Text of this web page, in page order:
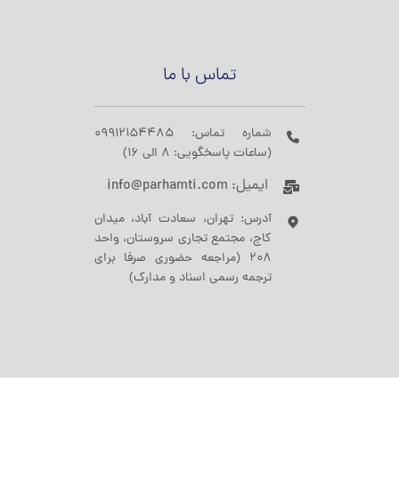
تماس با ما
شماره تماس: 09912154485
(ساعات پاسخگویی: 8 الی 16)
ایمیل: info@parhamti.com
آدرس: تهران، سعادت آباد، میدان
کاج، مجتمع تجاری سروستان، واحد
208 (مراجعه حضوری صرفا برای
ترجمه رسمی اسناد و مدارک)